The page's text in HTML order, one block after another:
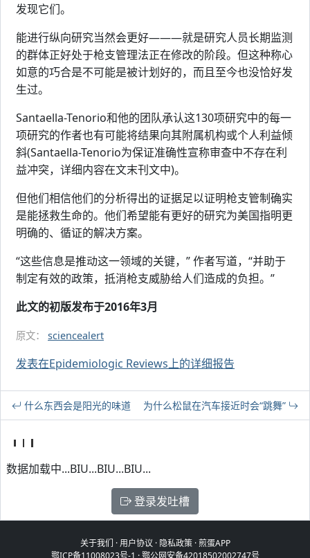
发现它们。
能进行纵向研究当然会更好———就是研究人员长期监测
的群体正好处于枪支管理法正在修改的阶段。但这种称心
如意的巧合是不可能是被计划好的，而且至今也没恰好发
生过。
Santaella-Tenorio和他的团队承认这130项研究中的每一
项研究的作者也有可能将结果向其附属机构或个人利益倾
斜(Santaella-Tenorio为保证准确性宣称审查中不存在利
益冲突，详细内容在文末刊文中)。
但他们相信他们的分析得出的证据足以证明枪支管制确实
是能拯救生命的。他们希望能有更好的研究为美国指明更
明确的、循证的解决方案。
“这些信息是推动这一领域的关键，” 作者写道，“并助于
制定有效的政策，抵消枪支威胁给人们造成的负担。”
此文的初版发布于2016年3月
原文： sciencealert
发表在Epidemiologic Reviews上的详细报告
什么东西会是阳光的味道 为什么松鼠在汽车接近时会“跳舞”
数据加载中...BIU...BIU...BIU...
登录发吐槽
关于我们 ·用户协议 · 隐私政策·煎蛋APP
鄂ICP备11008023号-1 ·鄂公网安备42018502002747号